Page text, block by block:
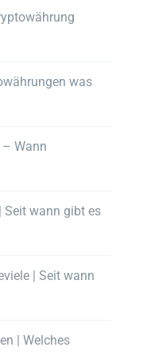
was
Wann
wann gibt es
| Seit wann
| Welches